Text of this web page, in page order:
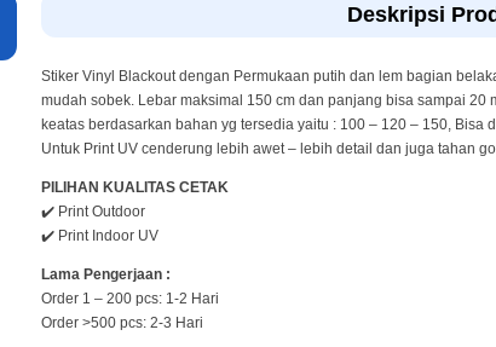
Deskripsi
Stiker Vinyl Blackout dengan Permukaan putih dan lem bagian
mudah sobek. Lebar maksimal 150 cm dan panjang bisa sampai 20
keatas berdasarkan bahan yg tersedia yaitu : 100 – 120 – 150, Bisa
Untuk Print UV cenderung lebih awet – lebih detail dan juga tahan
PILIHAN KUALITAS CETAK
✔️ Print Outdoor
✔️ Print Indoor UV
Lama Pengerjaan :
Order 1 – 200 pcs: 1-2 Hari
Order >500 pcs: 2-3 Hari